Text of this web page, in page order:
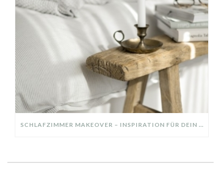
SCHLAFZIMMER MAKEOVER – INSPIRATION FÜR DEIN SCHLAFZIMMER: AUS ALT MACH NEU – HELL, GEMÜTLICH UND EINLADEND